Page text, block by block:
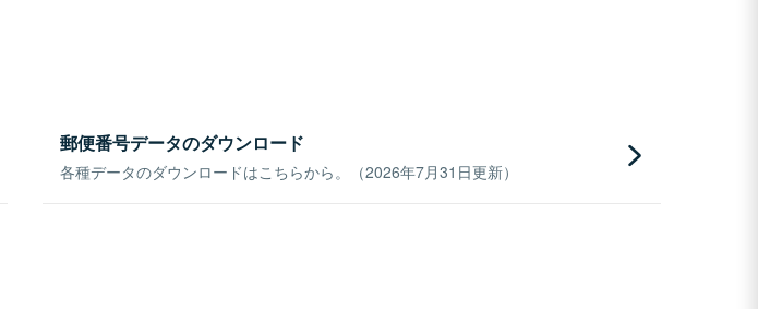
郵便番号データのダウンロード
各種データのダウンロードはこちらから。（2026年7月31日更新）